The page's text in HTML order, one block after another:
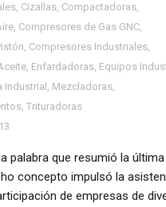
, Cizallas, Compactadoras,
, Compresores de Gas GNC,
, Compresores Industriales,
, Enfardadoras, Equipos
Industrial , Mezcladoras,
, Trituradoras
palabra que resumió la
concepto impulsó la
de empresas de